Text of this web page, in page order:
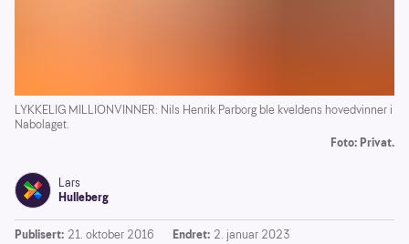
LYKKELIG MILLIONVINNER: Nils Henrik Parborg ble kveldens hovedvinner i
Nabolaget.
Foto: Privat.
Lars
Hulleberg
Publisert: 21. oktober 2016 Endret: 2. januar 2023